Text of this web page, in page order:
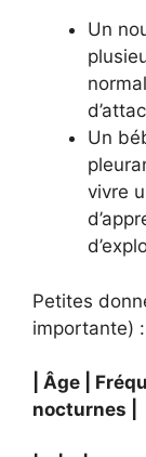
Un
Un
vivre
Petites
importante) :
| Âge |
nocturnes |